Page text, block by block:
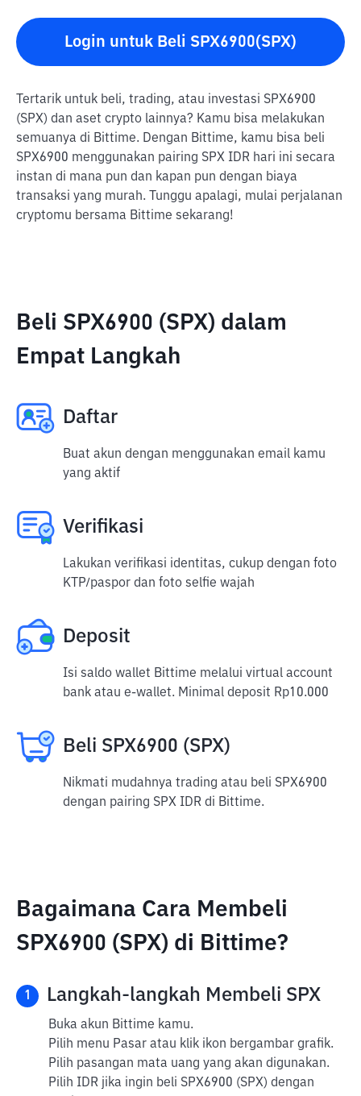
Login untuk Beli SPX6900(SPX)
Tertarik untuk beli, trading, atau investasi SPX6900
(SPX) dan aset crypto lainnya? Kamu bisa melakukan
semuanya di Bittime. Dengan Bittime, kamu bisa beli
SPX6900 menggunakan pairing SPX IDR hari ini secara
instan di mana pun dan kapan pun dengan biaya
transaksi yang murah. Tunggu apalagi, mulai perjalanan
cryptomu bersama Bittime sekarang!
Beli SPX6900 (SPX) dalam
Empat Langkah
Daftar
Buat akun dengan menggunakan email kamu
yang aktif
Verifikasi
Lakukan verifikasi identitas, cukup dengan foto
KTP/paspor dan foto selfie wajah
Deposit
Isi saldo wallet Bittime melalui virtual account
bank atau e-wallet. Minimal deposit Rp10.000
Beli SPX6900 (SPX)
Nikmati mudahnya trading atau beli SPX6900
dengan pairing SPX IDR di Bittime.
Bagaimana Cara Membeli
SPX6900 (SPX) di Bittime?
1 Langkah-langkah Membeli SPX
Buka akun Bittime kamu.
Pilih menu Pasar atau klik ikon bergambar grafik.
Pilih pasangan mata uang yang akan digunakan.
Pilih IDR jika ingin beli SPX6900 (SPX) dengan